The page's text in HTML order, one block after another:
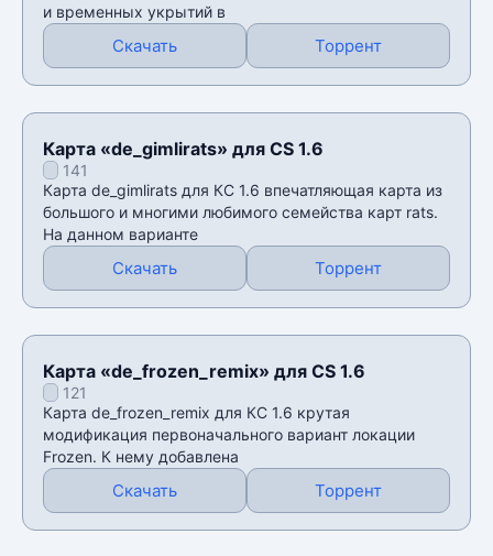
и временных укрытий в
Скачать Торрент
Карта «de_gimlirats» для CS 1.6
141
Карта de_gimlirats для КС 1.6 впечатляющая карта из
большого и многими любимого семейства карт rats.
На данном варианте
Скачать Торрент
Карта «de_frozen_remix» для CS 1.6
121
Карта de_frozen_remix для КС 1.6 крутая
модификация первоначального вариант локации
Frozen. К нему добавлена
Скачать Торрент